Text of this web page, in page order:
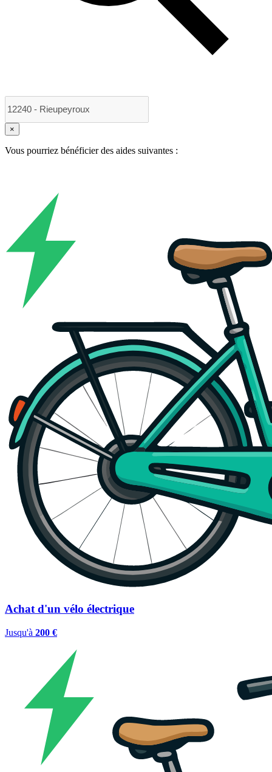
×
Vous pourriez bénéficier des aides suivantes :
Achat d'un vélo électrique
Jusqu'à 200 €